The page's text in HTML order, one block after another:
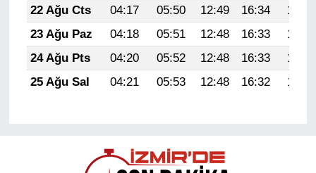
22 Ağu Cts
04:17 05:50 12:49 16:34
19:37
23 Ağu Paz
04:18 05:51 12:48 16:33
19:35
24 Ağu Pts
04:20 05:52 12:48 16:33
19:34
25 Ağu Sal
04:21 05:53 12:48 16:32 19:32